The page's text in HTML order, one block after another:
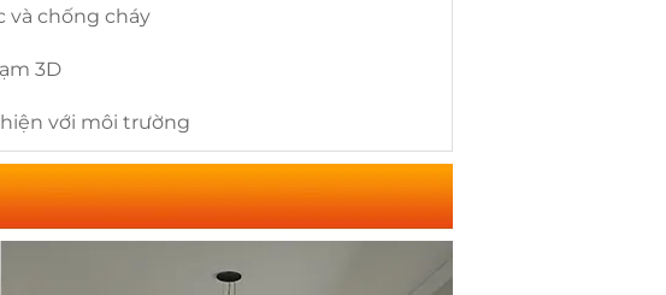
và chống cháy
3D
với môi trường